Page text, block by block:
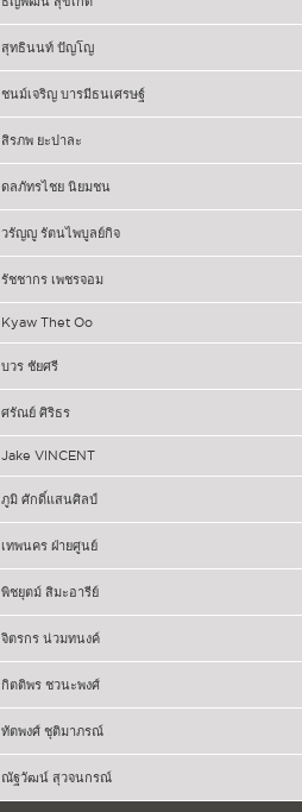
สุทธินนท์ ปัญโญ
ชนม์เจริญ บารมีธนเศรษฐ์
สิรภพ ยะปาละ
ดลภัทรไชย นิยมชน
วรัญญู รัตนไพบูลย์กิจ
รัชชากร เพชรจอม
Kyaw Thet Oo
บวร ชัยศรี
ศรัณย์ ศิริธร
Jake VINCENT
ภูมิ ศักดิ์แสนศิลป์
เทพนคร ฝ่ายศูนย์
พิชยุตม์ สิมะอารีย์
จิตรกร น่วมทนงค์
กิตติพร ชวนะพงศ์
ทัตพงศ์ ชุติมาภรณ์
ณัฐวัฒน์ สุวจนกรณ์